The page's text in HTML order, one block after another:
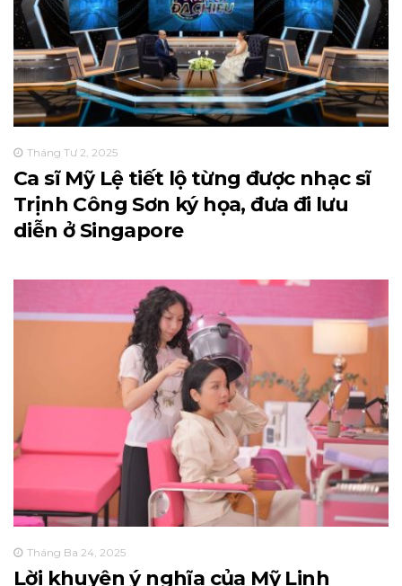
Tháng Tư 2, 2025
Ca sĩ Mỹ Lệ tiết lộ từng được nhạc sĩ
Trịnh Công Sơn ký họa, đưa đi lưu
diễn ở Singapore
Tháng Ba 24, 2025
Lời khuyên ý nghĩa của Mỹ Linh